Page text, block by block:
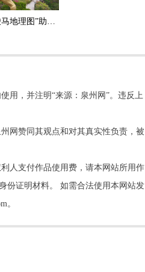
“马上成功”引客来，“骏马地理图”助您——刺桐寻马
用，并注明“来源：泉州网”。违反上
网赞同其观点和对其真实性负责，被
人支付作品使用费，请本网站所用作
份证明材料。 如需合法使用本网站发
。